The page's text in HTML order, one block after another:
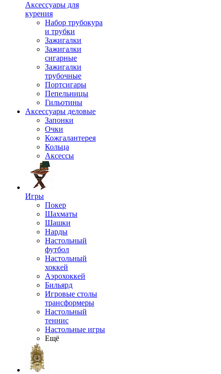
Аксессуары для
курения
Набор трубокура
и трубки
Зажигалки
Зажигалки
сигарные
Зажигалки
трубочные
Портсигары
Пепельницы
Гильотины
Аксессуары деловые
Запонки
Очки
Кожгалантерея
Кольца
Аксессы
Игры
Покер
Шахматы
Шашки
Нарды
Настольный
футбол
Настольный
хоккей
Аэрохоккей
Бильярд
Игровые столы
трансформеры
Настольный
теннис
Настольные игры
Ещё